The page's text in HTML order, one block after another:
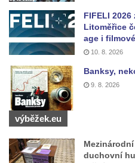
Rozhledna Blatenský vrch
Rozhledna Vochlice u
Rozhledna Strážný vrch u
Rozhledna Kohout u Valkeřic
Rozhledna na Svatém vrchu
Hlavatice – vyhlídka nebo
Cimrmanova nejnižší
Rozhledna Varhošť u
FIFELI
Litoměřice
age i
10. 8. 2026
Banksy,
9. 8. 2026
výběžek.eu
duchovní